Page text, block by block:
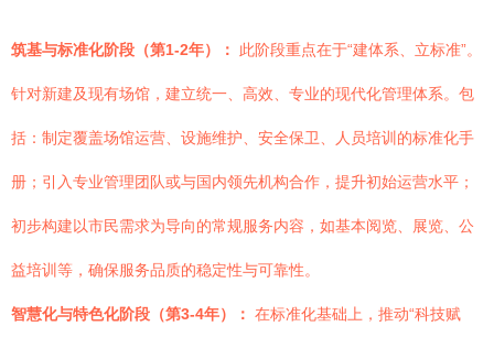
筑基与标准化阶段（第1-2年）： 此阶段重点在于“建体系、立标准”。
针对新建及现有场馆，建立统一、高效、专业的现代化管理体系。包
括：制定覆盖场馆运营、设施维护、安全保卫、人员培训的标准化手
册；引入专业管理团队或与国内领先机构合作，提升初始运营水平；
初步构建以市民需求为导向的常规服务内容，如基本阅览、展览、公
益培训等，确保服务品质的稳定性与可靠性。
智慧化与特色化阶段（第3-4年）： 在标准化基础上，推动“科技赋